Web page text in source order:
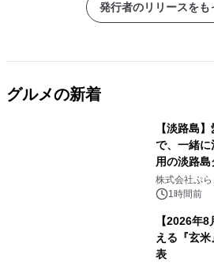
発行者のリリースをも
グルメの新着
【淡路島
で、一緒に
用の淡路
プール グ
スの2施設で
株式会社ぷら
1時間前
【2026年
える『玄
表